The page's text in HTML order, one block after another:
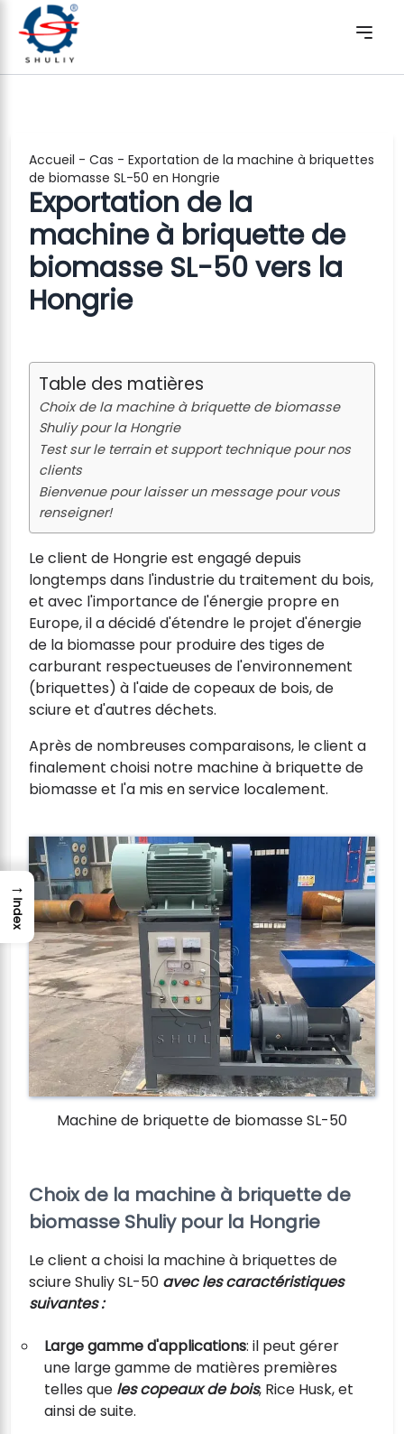
Accueil - Cas - Exportation de la machine à briquettes
de biomasse SL-50 en Hongrie
Exportation de la
machine à briquette de
biomasse SL-50 vers la
Hongrie
Table des matières
Choix de la machine à briquette de biomasse
Shuliy pour la Hongrie
Test sur le terrain et support technique pour nos
clients
Bienvenue pour laisser un message pour vous
renseigner!
Le client de Hongrie est engagé depuis
longtemps dans l'industrie du traitement du bois,
et avec l'importance de l'énergie propre en
Europe, il a décidé d'étendre le projet d'énergie
de la biomasse pour produire des tiges de
carburant respectueuses de l'environnement
(briquettes) à l'aide de copeaux de bois, de
sciure et d'autres déchets.
Après de nombreuses comparaisons, le client a
finalement choisi notre machine à briquette de
biomasse et l'a mis en service localement.
Machine de briquette de biomasse SL-50
Choix de la machine à briquette de
biomasse Shuliy pour la Hongrie
Le client a choisi la machine à briquettes de
sciure Shuliy SL-50 avec les caractéristiques
suivantes :
Large gamme d'applications: il peut gérer
une large gamme de matières premières
telles que les copeaux de bois, Rice Husk, et
ainsi de suite.
→
Index